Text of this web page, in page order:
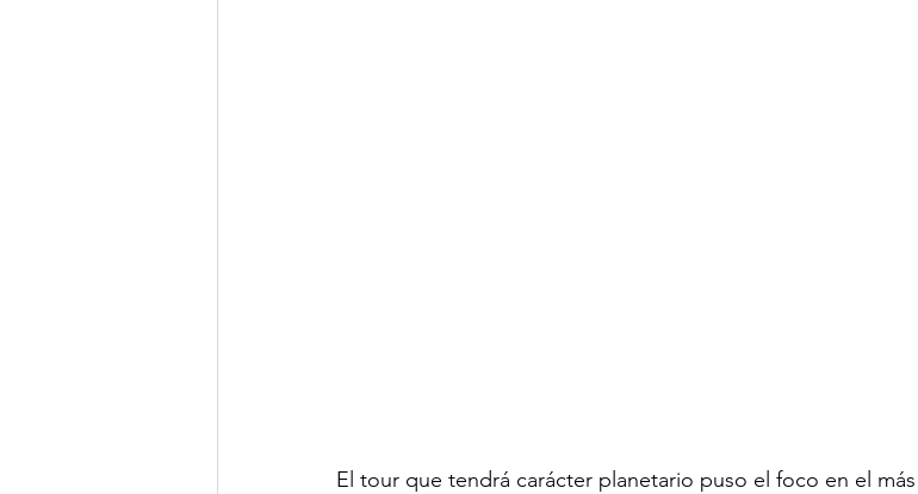
El tour que tendrá carácter planetario puso el foco en el